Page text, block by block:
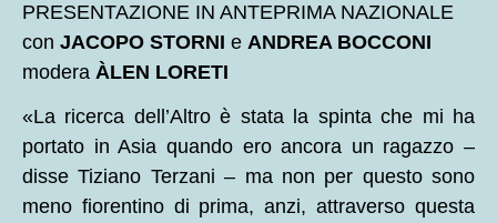
PRESENTAZIONE IN ANTEPRIMA NAZIONALE
con JACOPO STORNI e ANDREA BOCCONI
modera ÀLEN LORETI
«La ricerca dell’Altro è stata la spinta che mi ha
portato in Asia quando ero ancora un ragazzo –
disse Tiziano Terzani – ma non per questo sono
meno fiorentino di prima, anzi, attraverso questa